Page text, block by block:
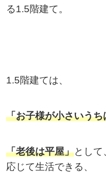
る1.5階建て。
1.5階建ては、
「お子様が小さいう
「老後は平屋」として
応じて生活できる、